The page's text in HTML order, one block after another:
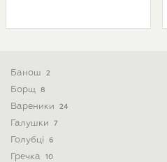
Банош 2
Борщ 8
Вареники 24
Галушки 7
Голубці 6
Гречка 10